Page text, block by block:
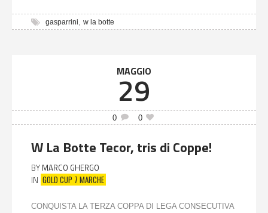
gasparrini w la botte
MAGGIO
29
0 0
W La Botte Tecor, tris di Coppe!
BY MARCO GHERGO
IN GOLD CUP 7 MARCHE
CONQUISTA LA TERZA COPPA DI LEGA CONSECUTIVA